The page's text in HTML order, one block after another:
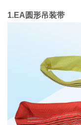
1.EA圆形吊装带